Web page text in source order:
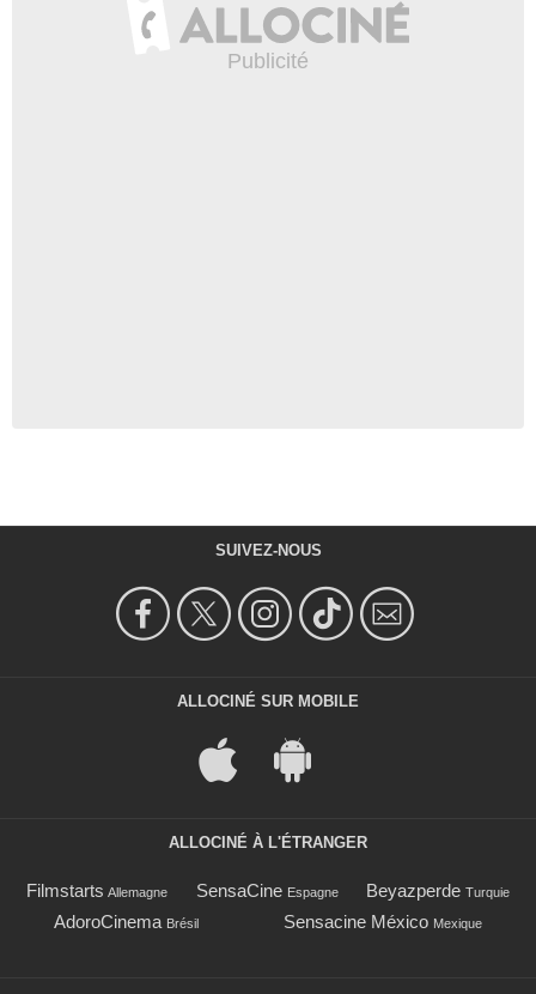
SUIVEZ-NOUS
ALLOCINÉ SUR MOBILE
ALLOCINÉ À L'ÉTRANGER
Filmstarts Allemagne SensaCine Espagne Beyazperde Turquie
AdoroCinema Brésil Sensacine México Mexique